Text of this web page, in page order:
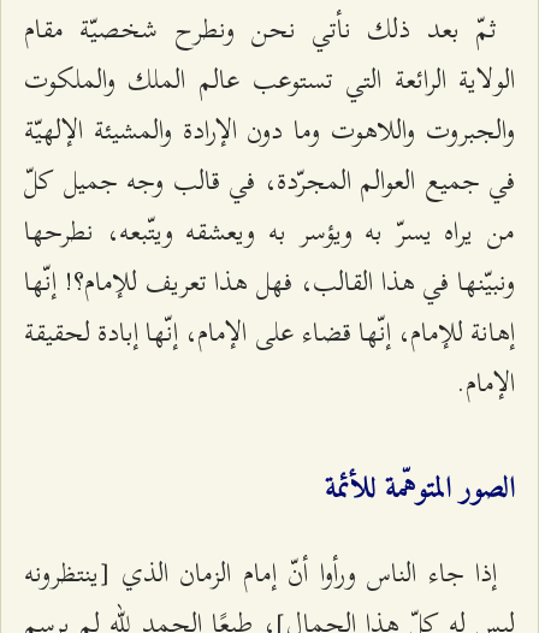
ثمّ بعد ذلك نأتي نحن ونطرح شخصيّة مقام
الولاية الرائعة التي تستوعب عالم الملك والملكوت
والجبروت واللاهوت وما دون الإرادة والمشيئة الإلهيّة
في جميع العوالم المجرّدة، في قالب وجه جميل كلّ
من يراه يسرّ به ويؤسر به ويعشقه ويتّبعه، نطرحها
ونبيّنها في هذا القالب، فهل هذا تعريف للإمام؟! إنّها
إهانة للإمام، إنّها قضاء على الإمام، إنّها إبادة لحقيقة
الإمام.
الصور المتوهّمة للأئمة
إذا جاء الناس ورأوا أنّ إمام الزمان الذي [ينتظرونه